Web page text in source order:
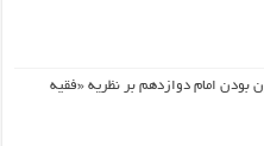
بودن امام دوازدهم بر نظریه «فقیه